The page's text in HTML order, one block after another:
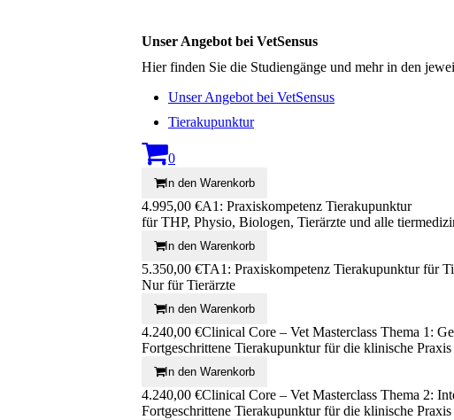
Unser Angebot bei VetSensus
Hier finden Sie die Studiengänge und mehr in den
Unser Angebot bei VetSensus
Tierakupunktur
0
In den Warenkorb
4.995,00 €A1: Praxiskompetenz Tierakupunktur
für THP, Physio, Biologen, Tierärzte und alle
In den Warenkorb
5.350,00 €TA1: Praxiskompetenz Tierakupunktur für
Nur für Tierärzte
In den Warenkorb
4.240,00 €Clinical Core – Vet Masterclass Thema 1:
Fortgeschrittene Tierakupunktur für die klinische
In den Warenkorb
4.240,00 €Clinical Core – Vet Masterclass Thema 2:
Fortgeschrittene Tierakupunktur für die klinische